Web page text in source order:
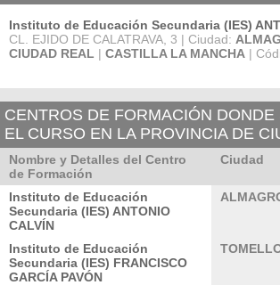
Instituto de Educación Secundaria (IES)
CL. EJIDO DE CALATRAVA, 3 | Ciudad:
CIUDAD REAL | CASTILLA LA MANCHA |
CENTROS DE FORMACIÓN
EL CURSO EN LA PROVINCIA DE
Nombre y Detalles del Centro
de Formación
Ciudad
Instituto de Educación
Secundaria (IES) ANTONIO
CALVÍN
Instituto de Educación
Secundaria (IES) FRANCISCO
GARCÍA PAVÓN